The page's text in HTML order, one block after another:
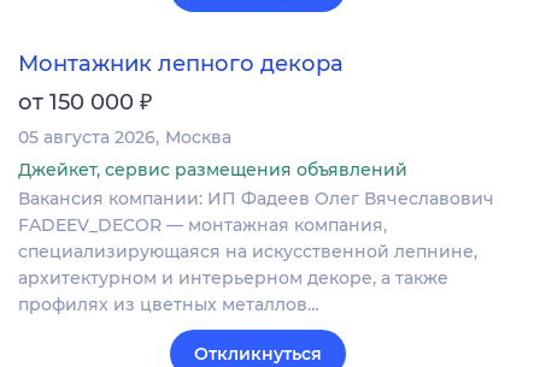
Монтажник лепного декора
от 150 000 ₽
05 августа 2026 Москва
Джейкет, сервис размещения объявлений
Вакансия компании: ИП Фадеев Олег Вячеславович
FADEEV_DECOR — монтажная компания,
специализирующаяся на искусственной лепнине,
архитектурном и интерьерном декоре, а также
профилях из цветных металлов…
Откликнуться